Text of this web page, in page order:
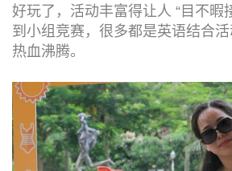
好玩了，活动丰富得让人 “目不暇
到小组竞赛，很多都是英语结合
热血沸腾。